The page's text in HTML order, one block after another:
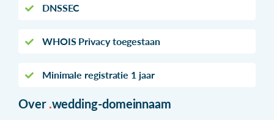
DNSSEC
WHOIS Privacy toegestaan
Minimale registratie 1 jaar
Over .wedding-domeinnaam